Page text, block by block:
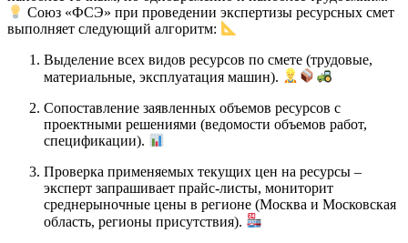
Союз «ФСЭ» при проведении экспертизы ресурсных смет
выполняет следующий алгоритм:
Выделение всех видов ресурсов по смете (трудовые,
материальные, эксплуатация машин).
Сопоставление заявленных объемов ресурсов с
проектными решениями (ведомости объемов работ,
спецификации).
Проверка применяемых текущих цен на ресурсы –
эксперт запрашивает прайс-листы, мониторит
среднерыночные цены в регионе (Москва и Московская
область, регионы присутствия).